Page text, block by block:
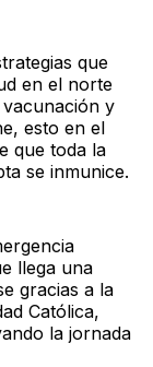
que
en el norte
y
esto en el
que toda la
se inmunice.
llega una
gracias a la
Católica,
la jornada